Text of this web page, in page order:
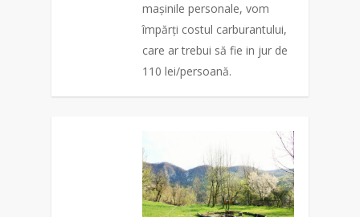
mașinile personale, vom
împărți costul carburantului,
care ar trebui să fie in jur de
110 lei/persoană.